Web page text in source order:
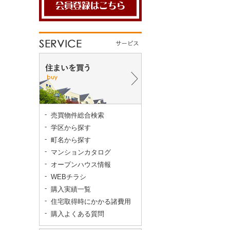
売買物件総合検索
学区から探す
町名から探す
マンションカタログ
オープンハウス情報
WEBチラシ
購入実績一覧
住宅取得時にかかる諸費用
購入よくある質問